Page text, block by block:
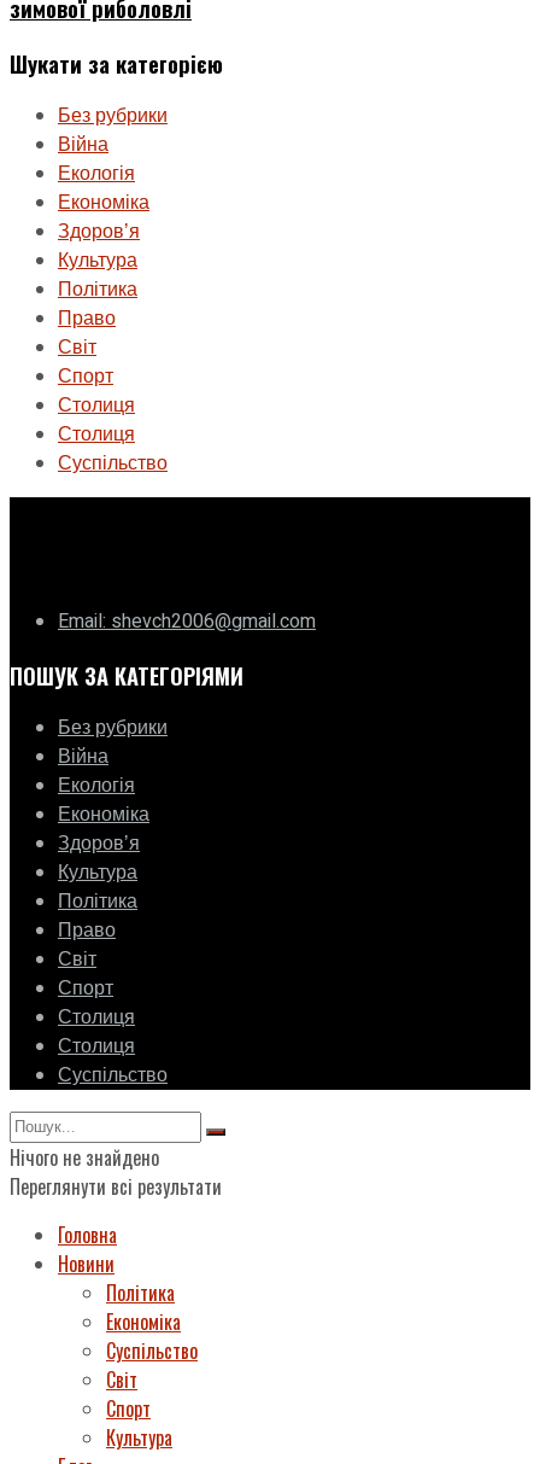
зимової риболовлі
Шукати за категорією
Без рубрики
Війна
Екологія
Економіка
Здоровʼя
Культура
Політика
Право
Світ
Спорт
Столиця
Столиця
Суспільство
Email: shevch2006@gmail.com
ПОШУК ЗА КАТЕГОРІЯМИ
Без рубрики
Війна
Екологія
Економіка
Здоровʼя
Культура
Політика
Право
Світ
Спорт
Столиця
Столиця
Суспільство
Нічого не знайдено
Переглянути всі результати
Головна
Новини
Політика
Економіка
Суспільство
Світ
Спорт
Культура